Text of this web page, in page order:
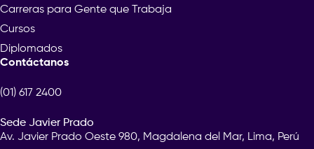
Carreras para Gente que Trabaja
Cursos
Diplomados
Contáctanos
(01) 617 2400
Sede Javier Prado
Av. Javier Prado Oeste 980, Magdalena del Mar, Lima, Perú